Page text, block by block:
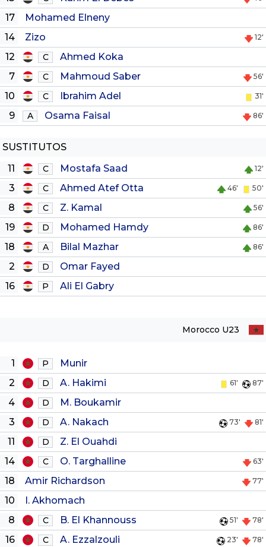
17
Mohamed Elneny
14
Zizo 12'
12 C
Ahmed Koka
7
C Mahmoud Saber 56'
10 C Ibrahim Adel 31'
9 A Osama Faisal 86'
SUSTITUTOS
11
C Mostafa Saad 12'
3 C Ahmed Atef Otta 46' 50'
8 C Z. Kamal 56'
19 D Mohamed Hamdy 86'
18 A Bilal Mazhar 86'
2 D
Omar Fayed
16
P Ali El Gabry
Morocco U23
1 P
Munir
2
D A. Hakimi 61' 87'
4 D
M. Boukamir
3
D A. Nakach 73' 81'
11 D
Z. El Ouahdi
14
C O. Targhalline 63'
18 Amir Richardson 77'
10
I. Akhomach
8
C B. El Khannouss 51' 78'
16 C A. Ezzalzouli 23' 78'